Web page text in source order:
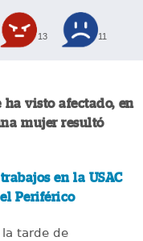
13 11
visto afectado, en
mujer resultó
en la USAC
Periférico
tarde de